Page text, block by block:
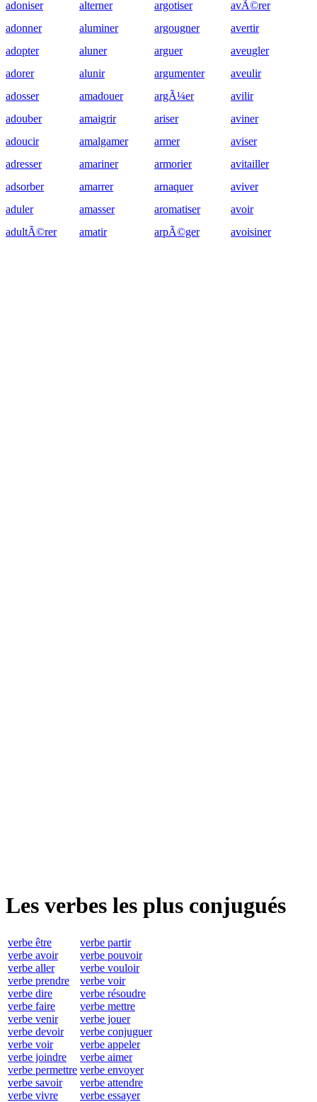
adoniser
adonner
adopter
adorer
adosser
adouber
adoucir
adresser
adsorber
aduler
adultÃ©rer
alterner
aluminer
aluner
alunir
amadouer
amaigrir
amalgamer
amariner
amarrer
amasser
amatir
argotiser
argougner
arguer
argumenter
argÃ¼er
ariser
armer
armorier
arnaquer
aromatiser
arpÃ©ger
avÃ©rer
avertir
aveugler
aveulir
avilir
aviner
aviser
avitailler
aviver
avoir
avoisiner
Les verbes les plus conjugués
verbe être
verbe avoir
verbe aller
verbe prendre
verbe dire
verbe faire
verbe venir
verbe devoir
verbe voir
verbe joindre
verbe permettre
verbe savoir
verbe vivre
verbe partir
verbe pouvoir
verbe vouloir
verbe voir
verbe résoudre
verbe mettre
verbe jouer
verbe conjuguer
verbe appeler
verbe aimer
verbe envoyer
verbe attendre
verbe essayer